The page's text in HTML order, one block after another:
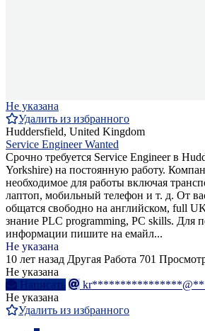
Не указана
Удалить из избранного
Huddersfield, United Kingdom
Service Engineer Wanted
Срочно требуется Service Engineer в
Yorkshire) на постоянную работу.
необходимое для работы включая
лаптоп, мобильный телефон и т. д. От
общатся свободно на английском, full
знание PLC programming, PC skills. Для
информации пишите на емайл...
Не указана
10 лет назад Другая Работа 701
Не указана
Написать
Не указана
Удалить из избранного